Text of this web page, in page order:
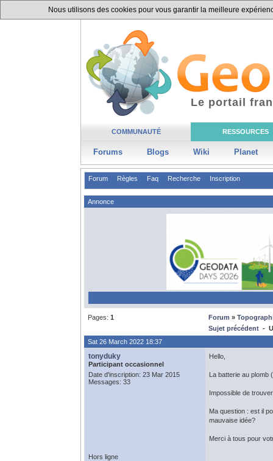
Nous utilisons des cookies pour vous garantir la meilleure
COMMUNAUTÉ RESSOURCES
Forums Blogs Wiki Planet
Le portail
Forum Règles Faq Recherche Inscription
Annonce
Pages: 1 Forum »
Sujet précédent -
Sat 26 March 2022 18:37
tonyduky
Participant occasionnel
Date d'inscription: 23 Mar 2015
Messages: 33
Hello,
La batterie au plomb
Impossible de
Ma question : est il
mauvaise idée?
Merci à tous pour
Hors ligne